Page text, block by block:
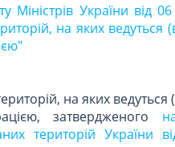
Міністрів України від
на яких ведуться
на яких
затвердженого
територій